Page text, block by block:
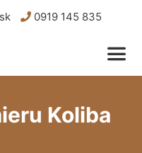
0919 145 835
Koliba